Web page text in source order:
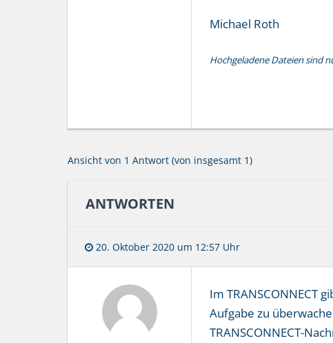
Michael Roth
Hochgeladene Dateien sind
Ansicht von 1 Antwort (von insgesamt 1)
ANTWORTEN
20. Oktober 2020 um 12:57 Uhr
Im TRANSCONNECT
Aufgabe zu
TRANSCONNECT-